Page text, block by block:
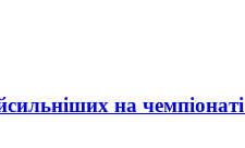
на чемпіонаті